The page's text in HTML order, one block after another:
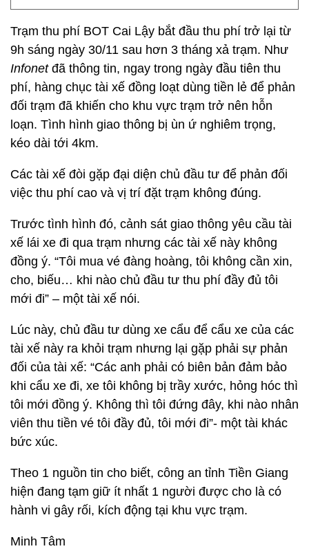
Trạm thu phí BOT Cai Lậy bắt đầu thu phí trở lại từ
9h sáng ngày 30/11 sau hơn 3 tháng xả trạm. Như
Infonetđã thông tin, ngay trong ngày đầu tiên thu
phí, hàng chục tài xế đồng loạt dùng tiền lẻ để phản
đối trạm đã khiến cho khu vực trạm trở nên hỗn
loạn. Tình hình giao thông bị ùn ứ nghiêm trọng,
kéo dài tới 4km.
Các tài xế đòi gặp đại diện chủ đầu tư để phản đối
việc thu phí cao và vị trí đặt trạm không đúng.
Trước tình hình đó, cảnh sát giao thông yêu cầu tài
xế lái xe đi qua trạm nhưng các tài xế này không
đồng ý. “Tôi mua vé đàng hoàng, tôi không cần xin,
cho, biếu… khi nào chủ đầu tư thu phí đầy đủ tôi
mới đi” – một tài xế nói.
Lúc này, chủ đầu tư dùng xe cẩu để cẩu xe của các
tài xế này ra khỏi trạm nhưng lại gặp phải sự phản
đối của tài xế: “Các anh phải có biên bản đảm bảo
khi cẩu xe đi, xe tôi không bị trầy xước, hỏng hóc thì
tôi mới đồng ý. Không thì tôi đứng đây, khi nào nhân
viên thu tiền vé tôi đầy đủ, tôi mới đi”- một tài khác
bức xúc.
Theo 1 nguồn tin cho biết, công an tỉnh Tiền Giang
hiện đang tạm giữ ít nhất 1 người được cho là có
hành vi gây rối, kích động tại khu vực trạm.
Minh Tâm